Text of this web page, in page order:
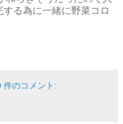
る為に一緒に野菜コロ
件のコメント: